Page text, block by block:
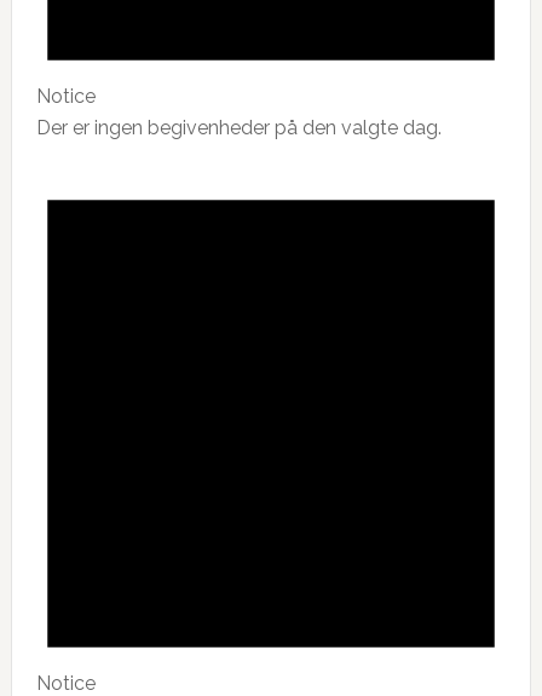
Notice
Der er ingen begivenheder på den valgte dag.
Notice